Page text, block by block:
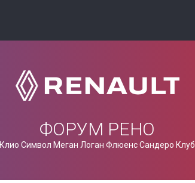
ФОРУМ РЕНО
Клио Символ Меган Логан Флюенс Сандеро Клуб